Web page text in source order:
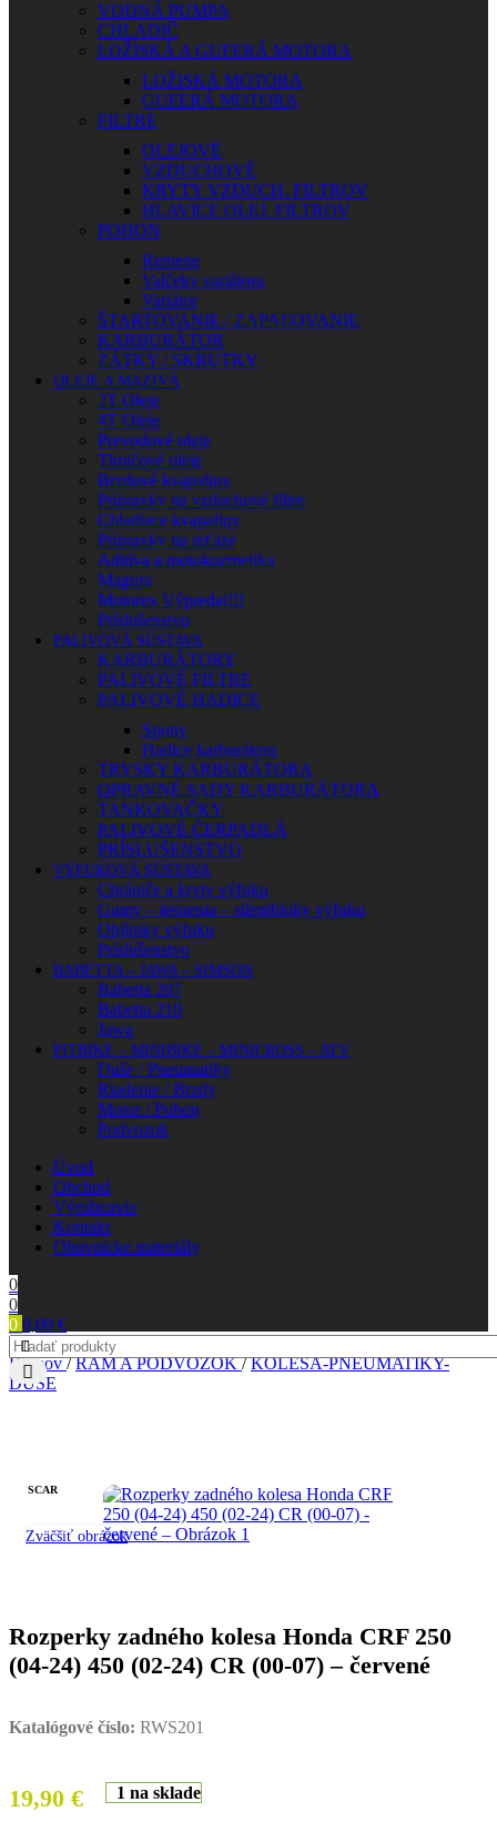
VODNÁ PUMPA
CHLADIČ
LOŽISKÁ A GUFERÁ MOTORA
LOŽISKÁ MOTORA
GUFERÁ MOTORA
FILTRE
OLEJOVÉ
VZDUCHOVÉ
KRYTY VZDUCH. FILTROV
HLAVICE OLEJ. FILTROV
POHON
Remene
Valčeky variátora
Variátor
ŠTARTOVANIE / ZAPAĽOVANIE
KARBURÁTOR
ZÁTKY / SKRUTKY
OLEJE A MAZIVÁ
2T Oleje
4T Oleje
Prevodové oleje
Tlmičové oleje
Brzdové kvapaliny
Prípravky na vzduchové filtre
Chladiace kvapaliny
Prípravky na reťaze
Aditíva a motokozmetika
Magura
Motorex Výpredaj!!!
Príslušenstvo
PALIVOVÁ SÚSTAVA
KARBURÁTORY
PALIVOVÉ FILTRE
PALIVOVÉ HADICE
Spony
Hadice karburátora
TRYSKY KARBURÁTORA
OPRAVNÉ SADY KARBURÁTORA
TANKOVAČKY
PALIVOVÉ ČERPADLÁ
PRÍSLUŠENSTVO
VÝFUKOVÁ SÚSTAVA
Chrániče a kryty výfuku
Gumy – tesnenia – silentbloky výfuku
Objímky výfuku
Príslušenstvo
BABETTA – JAWA – SIMSON
Babetta 207
Babetta 210
Jawa
PITBIKE – MINIBIKE – MINICROSS – ATV
Duše / Pneumatiky
Riadenie / Brzdy
Motor / Pohon
Podvozok
Úvod
Obchod
Výrobcovia
Kontakt
Obuvnícke materiály
0
0
0 0,00 €
Domov/ RÁM A PODVOZOK/ KOLESÁ-PNEUMATIKY-
DUŠE
SCAR
Zväčšiť obrázok
Rozperky zadného kolesa Honda CRF 250
(04-24) 450 (02-24) CR (00-07) – červené
Katalógové číslo: RWS201
19,90 € 1 na sklade